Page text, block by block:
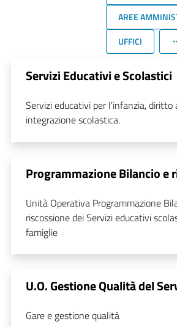
AREE
UFFICI
Servizi Educativi e Scolastici
Servizi educativi per l'infanzia, diritto
integrazione scolastica.
Programmazione Bilancio e
Unità Operativa Programmazione
riscossione dei Servizi educativi
famiglie
U.O. Gestione Qualità del
Gare e gestione qualità